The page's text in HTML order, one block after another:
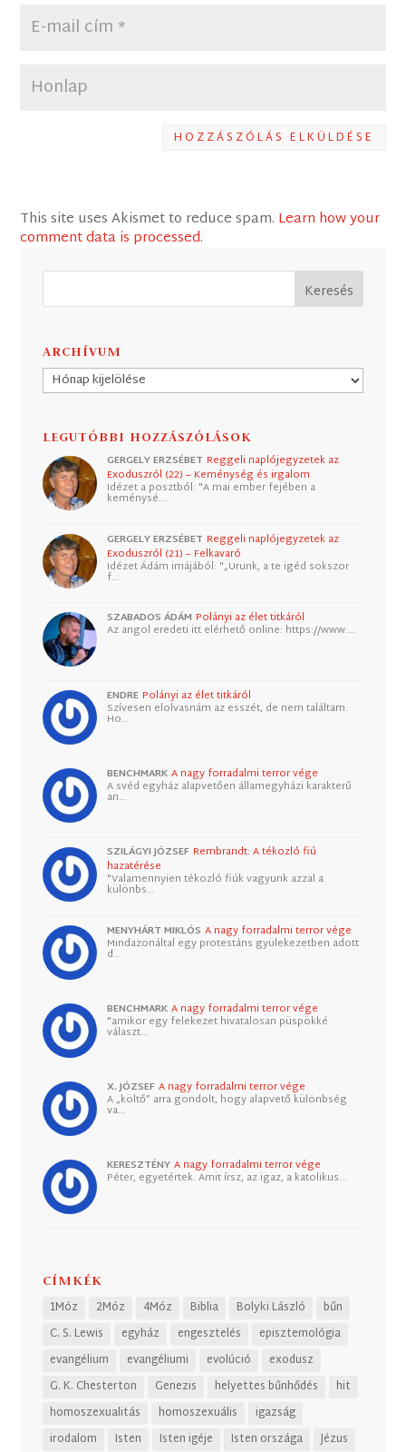
HOZZÁSZÓLÁS ELKÜLDÉSE
This site uses Akismet to reduce spam. Learn how your
comment data is processed.
ARCHÍVUM
Archívum
LEGUTÓBBI HOZZÁSZÓLÁSOK
GERGELY ERZSÉBET Reggeli naplójegyzetek az
Exoduszról (22) – Keménység és irgalom
Idézet a posztból: "A mai ember fejében a
keménysé…
GERGELY ERZSÉBET Reggeli naplójegyzetek az
Exoduszról (21) – Felkavaró
Idézet Ádám imájából: "„Urunk, a te igéd sokszor
f…
SZABADOS ÁDÁM Polányi az élet titkáról
Az angol eredeti itt elérhető online: https://www.…
ENDRE Polányi az élet titkáról
Szívesen elolvasnám az esszét, de nem találtam.
Ho…
BENCHMARK A nagy forradalmi terror vége
A svéd egyház alapvetően államegyházi karakterű
an…
SZILÁGYI JÓZSEF Rembrandt: A tékozló fiú
hazatérése
"Valamennyien tékozló fiúk vagyunk azzal a
különbs…
MENYHÁRT MIKLÓS A nagy forradalmi terror vége
Mindazonáltal egy protestáns gyülekezetben adott
d…
BENCHMARK A nagy forradalmi terror vége
"amikor egy felekezet hivatalosan püspökké
választ…
X. JÓZSEF A nagy forradalmi terror vége
A „költő” arra gondolt, hogy alapvető különbség
va…
KERESZTÉNY A nagy forradalmi terror vége
Péter, egyetértek. Amit írsz, az igaz, a katolikus…
CÍMKÉK
1Móz 2Móz 4Móz Biblia Bolyki László
bűn
C. S. Lewis
egyház engesztelés
episztemológia
evangélium
evangéliumi evolúció
exodusz
G. K. Chesterton
Genezis helyettes bűnhődés
hit
homoszexualitás
homoszexuális
igazság
irodalom
Isten Isten igéje Isten országa Jézus